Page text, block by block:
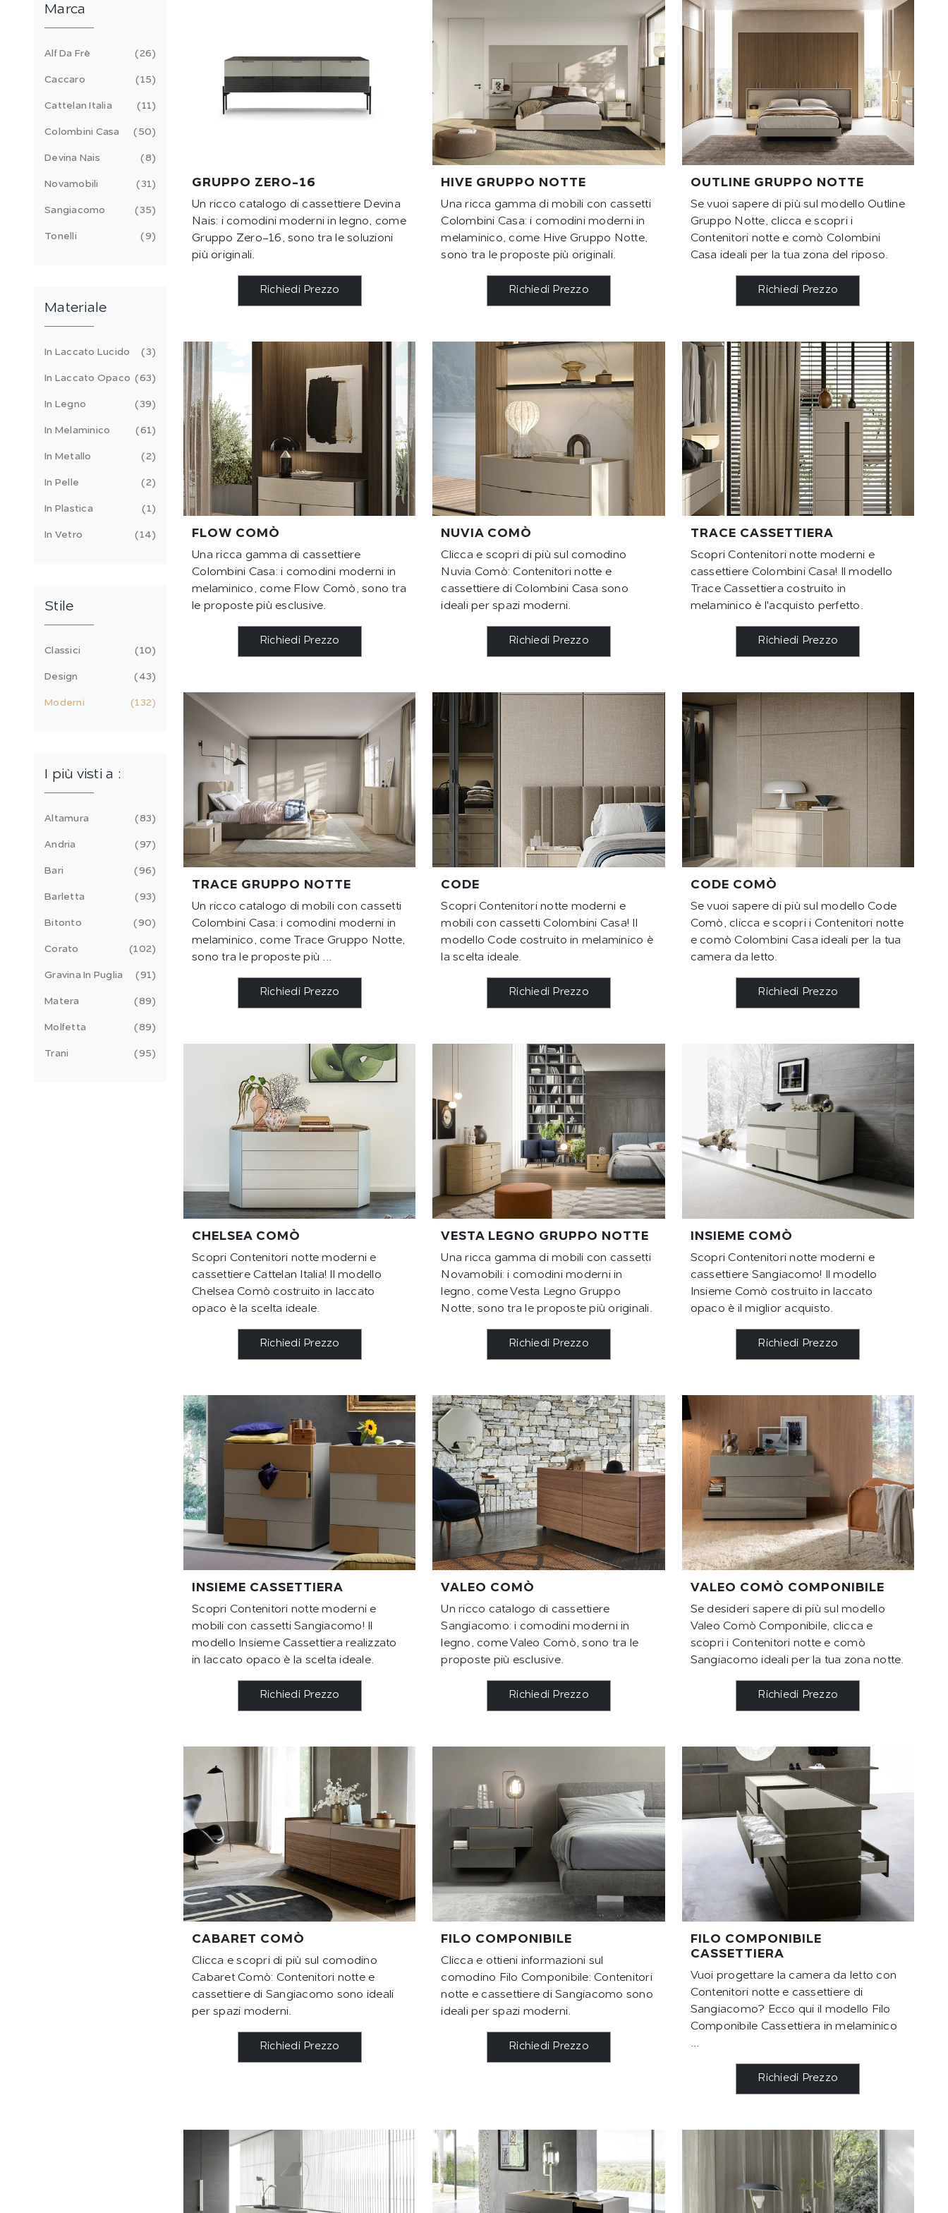
GRUPPO ZERO-16
Un ricco catalogo di cassettiere Devina
Nais: i comodini moderni in legno, come
Gruppo Zero-16, sono tra le soluzioni
più originali.
Richiedi Prezzo
HIVE GRUPPO NOTTE
Una ricca gamma di mobili con cassetti
Colombini Casa: i comodini moderni in
melaminico, come Hive Gruppo Notte,
sono tra le proposte più originali.
Richiedi Prezzo
OUTLINE GRUPPO NOTTE
Se vuoi sapere di più sul modello Outline
Gruppo Notte, clicca e scopri i
Contenitori notte e comò Colombini
Casa ideali per la tua zona del riposo.
Richiedi Prezzo
FLOW COMÒ
Una ricca gamma di cassettiere
Colombini Casa: i comodini moderni in
melaminico, come Flow Comò, sono tra
le proposte più esclusive.
Richiedi Prezzo
NUVIA COMÒ
Clicca e scopri di più sul comodino
Nuvia Comò: Contenitori notte e
cassettiere di Colombini Casa sono
ideali per spazi moderni.
Richiedi Prezzo
TRACE CASSETTIERA
Scopri Contenitori notte moderni e
cassettiere Colombini Casa! Il modello
Trace Cassettiera costruito in
melaminico è l'acquisto perfetto.
Richiedi Prezzo
TRACE GRUPPO NOTTE
Un ricco catalogo di mobili con cassetti
Colombini Casa: i comodini moderni in
melaminico, come Trace Gruppo Notte,
sono tra le proposte più ...
Richiedi Prezzo
CODE
Scopri Contenitori notte moderni e
mobili con cassetti Colombini Casa! Il
modello Code costruito in melaminico è
la scelta ideale.
Richiedi Prezzo
CODE COMÒ
Se vuoi sapere di più sul modello Code
Comò, clicca e scopri i Contenitori notte
e comò Colombini Casa ideali per la tua
camera da letto.
Richiedi Prezzo
CHELSEA COMÒ
Scopri Contenitori notte moderni e
cassettiere Cattelan Italia! Il modello
Chelsea Comò costruito in laccato
opaco è la scelta ideale.
Richiedi Prezzo
VESTA LEGNO GRUPPO NOTTE
Una ricca gamma di mobili con cassetti
Novamobili: i comodini moderni in
legno, come Vesta Legno Gruppo
Notte, sono tra le proposte più originali.
Richiedi Prezzo
INSIEME COMÒ
Scopri Contenitori notte moderni e
cassettiere Sangiacomo! Il modello
Insieme Comò costruito in laccato
opaco è il miglior acquisto.
Richiedi Prezzo
INSIEME CASSETTIERA
Scopri Contenitori notte moderni e
mobili con cassetti Sangiacomo! Il
modello Insieme Cassettiera realizzato
in laccato opaco è la scelta ideale.
Richiedi Prezzo
VALEO COMÒ
Un ricco catalogo di cassettiere
Sangiacomo: i comodini moderni in
legno, come Valeo Comò, sono tra le
proposte più esclusive.
Richiedi Prezzo
VALEO COMÒ COMPONIBILE
Se desideri sapere di più sul modello
Valeo Comò Componibile, clicca e
scopri i Contenitori notte e comò
Sangiacomo ideali per la tua zona notte.
Richiedi Prezzo
CABARET COMÒ
Clicca e scopri di più sul comodino
Cabaret Comò: Contenitori notte e
cassettiere di Sangiacomo sono ideali
per spazi moderni.
Richiedi Prezzo
FILO COMPONIBILE
Clicca e ottieni informazioni sul
comodino Filo Componibile: Contenitori
notte e cassettiere di Sangiacomo sono
ideali per spazi moderni.
Richiedi Prezzo
FILO COMPONIBILE
CASSETTIERA
Vuoi progettare la camera da letto con
Contenitori notte e cassettiere di
Sangiacomo? Ecco qui il modello Filo
Componibile Cassettiera in melaminico
...
Richiedi Prezzo
Marca
Alf Da Frè 26
Caccaro 15
Cattelan Italia 11
Colombini Casa 50
Devina Nais 8
Novamobili 31
Sangiacomo 35
Tonelli 9
Materiale
In Laccato Lucido 3
In Laccato Opaco 63
In Legno 39
In Melaminico 61
In Metallo 2
In Pelle 2
In Plastica 1
In Vetro 14
Stile
Classici 10
Design 43
Moderni 132
I più visti a :
Altamura 83
Andria 97
Bari 96
Barletta 93
Bitonto 90
Corato 102
Gravina In Puglia 91
Matera 89
Molfetta 89
Trani 95